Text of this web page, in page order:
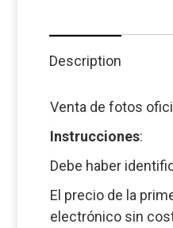
Description
Venta de fotos
Instrucciones:
Debe haber
El precio de la
electrónico sin